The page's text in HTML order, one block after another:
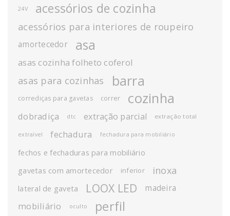
24V acessórios de cozinha
acessórios para interiores de roupeiro
amortecedor asa
asas cozinha folheto coferol
asas para cozinhas barra
corrediças para gavetas correr cozinha
dobradiça dtc extração parcial extração total
extraível fechadura fechadura para mobiliário
fechos e fechaduras para mobiliário
gavetas com amortecedor
inferior inoxa
lateral de gaveta LOOX LED madeira
mobiliário oculto perfil